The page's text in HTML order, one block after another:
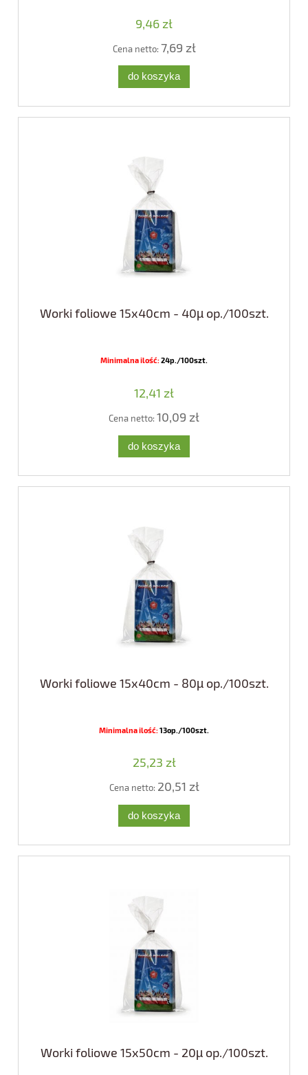
9,46 zł
Cena netto: 7,69 zł
do koszyka
Worki foliowe 15x40cm - 40µ op./100szt.
Minimalna ilość:24p./100szt.
12,41 zł
Cena netto: 10,09 zł
do koszyka
Worki foliowe 15x40cm - 80µ op./100szt.
Minimalna ilość:13op./100szt.
25,23 zł
Cena netto: 20,51 zł
do koszyka
Worki foliowe 15x50cm - 20µ op./100szt.